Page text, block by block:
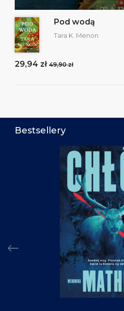
Pod wodą
Tara K. Menon
29,94 zł 49,90 zł
Bestsellery